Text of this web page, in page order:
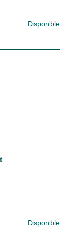
Disponible
Disponible